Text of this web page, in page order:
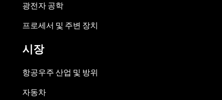
광전자 공학
프로세서 및 주변 장치
시장
항공우주 산업 및 방위
자동차